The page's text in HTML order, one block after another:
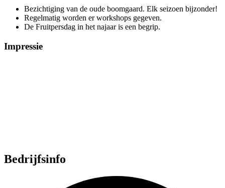
Bezichtiging van de oude boomgaard. Elk seizoen bijzonder!
Regelmatig worden er workshops gegeven.
De Fruitpersdag in het najaar is een begrip.
Impressie
Bedrijfsinfo